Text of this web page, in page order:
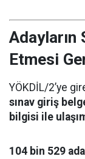
Adayların
Etmesi
YÖKDİL/2’ye
sınav giriş
bilgisi ile
104 bin 529